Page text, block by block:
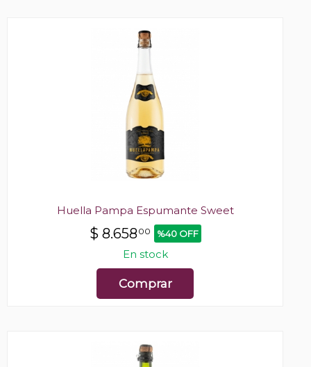
Huella Pampa Espumante Sweet
$ 8.658 00 %40 OFF
En stock
Comprar